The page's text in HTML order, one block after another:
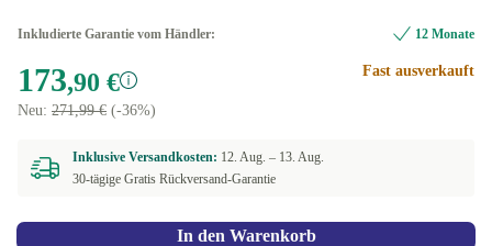
Inkludierte Garantie vom Händler: 12 Monate
173,90 €
Neu: 271,99 € (-36%)
Fast ausverkauft
Inklusive Versandkosten: 12. Aug. – 13. Aug.
30-tägige Gratis Rückversand-Garantie
In den Warenkorb